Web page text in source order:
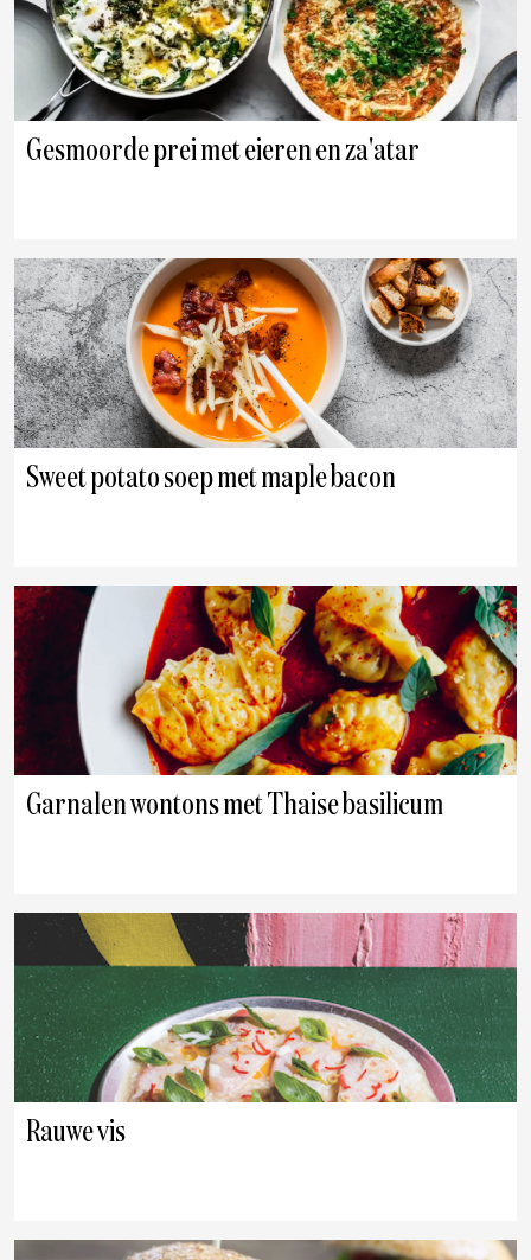
Gesmoorde prei met eieren en za'atar
Sweet potato soep met maple bacon
Garnalen wontons met Thaise basilicum
Rauwe vis